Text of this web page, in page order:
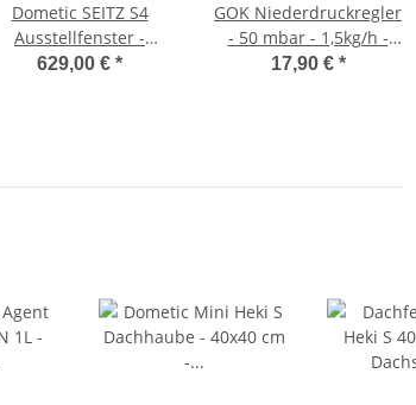
Dometic SEITZ S4
Ausstellfenster -
1200x500 mm (BxH)
629,00 € *
GOK Niederdruckregler
- 50 mbar - 1,5kg/h -
ohne Manometer -
17,90 € *